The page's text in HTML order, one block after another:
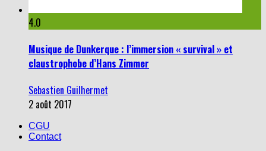
4.0
Musique de Dunkerque : l’immersion « survival » et
claustrophobe d’Hans Zimmer
Sebastien Guilhermet
2 août 2017
CGU
Contact